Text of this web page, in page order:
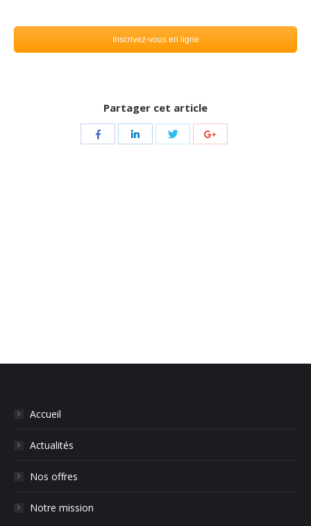
Inscrivez-vous en ligne
Partager cet article
Share
Share
Accueil
Actualités
Nos offres
Notre mission